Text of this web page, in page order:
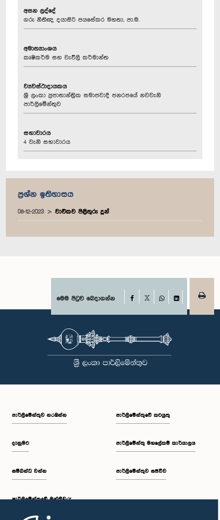
අසන ලද්දේ
ගරු නීතිඥ දයාසිරි ජයසේකර මහතා, පා.ම.
අමාත්‍යාංශය
කෘෂිකර්ම සහ වැවිලි කර්මාන්ත
ව්‍යවස්ථාදායකය
ශ්‍රී ලංකා ප්‍රජාතාන්ත්‍රික සමාජවාදී ජනරජයේ නවවැනි
පාර්ලිමේන්තුව
සභාවාරය
4 වැනි සභාවාරය
ප්‍රශ්න ඉතිහාසය
08-12-2023 වාචිකව පිළිතුරු දුන්
මෙම පිටුව බෙදාගන්න Facebook
WhatsAppLinkedIn
පාර්ලි‌මේන්තුව නරඹන්න
දැනුමට
සම්බන්ධ වන්න
පාර්ලි‌මේන්තුවේ මන්ත්‍රීවරු
පාර්ලිමේන්තුවේ කටයුතු
පාර්ලිමේන්තු මහලේකම් කාර්යාලය
පාර්ලිමේන්තුව සජීවීව